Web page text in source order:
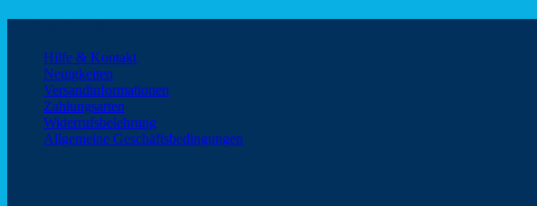
Hilfe & Kontakt
Neuigkeiten
Versandinformationen
Zahlungsarten
Widerrufsbelehrung
Allgemeine Geschäftsbedingungen